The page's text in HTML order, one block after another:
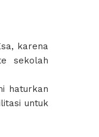
karena
sekolah
haturkan
untuk